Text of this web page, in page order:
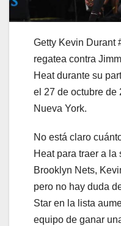
Getty Kevin Durant
regatea contra
Heat durante su
el 27 de octubre de
Nueva York.
No está claro
Heat para traer a
Brooklyn Nets,
pero no hay duda
Star en la lista
equipo de ganar